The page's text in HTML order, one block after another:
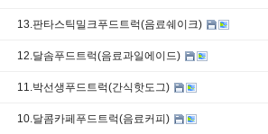
13.판타스틱밀크푸드트럭(음료쉐이크)
12.달솜푸드트럭(음료과일에이드)
11.박선생푸드트럭(간식핫도그)
10.달콤카페푸드트럭(음료커피)